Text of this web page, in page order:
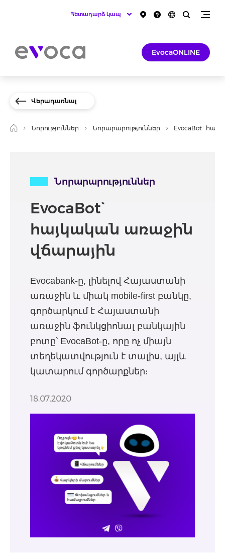
Հետադարձ կապ
EvocaONLINE
Վերադառնալ
Նորություններ Նորարարություններ EvocaBot`
Նորարարություններ
EvocaBot`
հայկական առաջին
վճարային
Evocabank-ից
Evocabank-ը, լինելով Հայաստանի
առաջին և միակ mobile-first բանկը,
գործարկում է Հայաստանի
առաջին ֆունկցիոնալ բանկային
բոտը՝ EvocaBot-ը, որը ոչ միայն
տեղեկատվություն է տալիս, այլև
կատարում գործարքներ։
18.07.2020